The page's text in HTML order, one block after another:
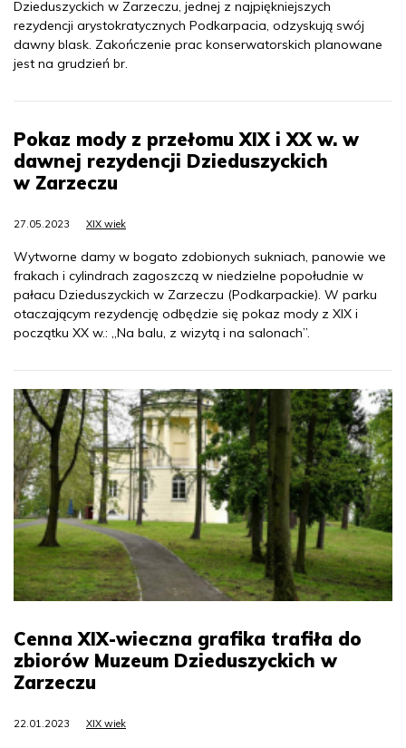
Dzieduszyckich w Zarzeczu, jednej z najpiękniejszych
rezydencji arystokratycznych Podkarpacia, odzyskują swój
dawny blask. Zakończenie prac konserwatorskich planowane
jest na grudzień br.
Pokaz mody z przełomu XIX i XX w. w
dawnej rezydencji Dzieduszyckich
w Zarzeczu
27.05.2023 XIX wiek
Wytworne damy w bogato zdobionych sukniach, panowie we
frakach i cylindrach zagoszczą w niedzielne popołudnie w
pałacu Dzieduszyckich w Zarzeczu (Podkarpackie). W parku
otaczającym rezydencję odbędzie się pokaz mody z XIX i
początku XX w.: „Na balu, z wizytą i na salonach”.
Cenna XIX-wieczna grafika trafiła do
zbiorów Muzeum Dzieduszyckich w
Zarzeczu
22.01.2023 XIX wiek